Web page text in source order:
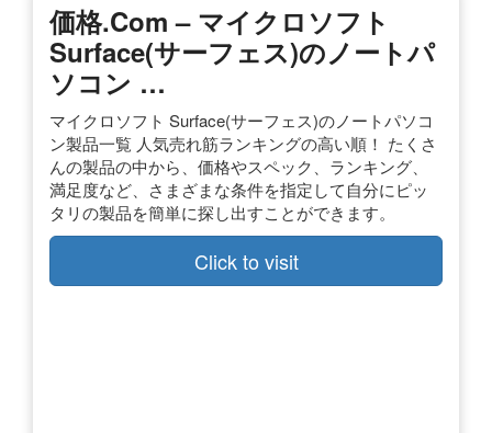
価格.com – マイクロソフト
Surface(サーフェス)のノートパ
ソコン …
マイクロソフト Surface(サーフェス)のノートパソコ
ン製品一覧 人気売れ筋ランキングの高い順！ たくさ
んの製品の中から、価格やスペック、ランキング、
満足度など、さまざまな条件を指定して自分にピッ
タリの製品を簡単に探し出すことができます。
Click to visit